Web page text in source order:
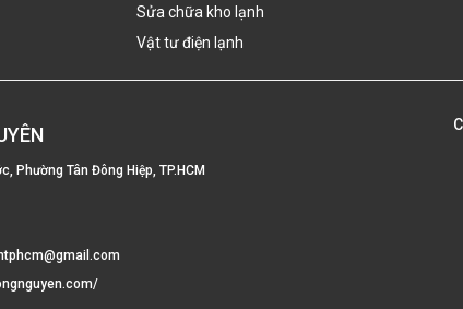
Sửa chữa kho lạnh
Vật tư điện lạnh
Phường Tân Đông Hiệp, TP.HCM